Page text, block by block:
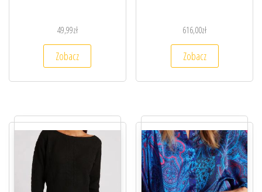
49,99zł
Zobacz
616,00zł
Zobacz